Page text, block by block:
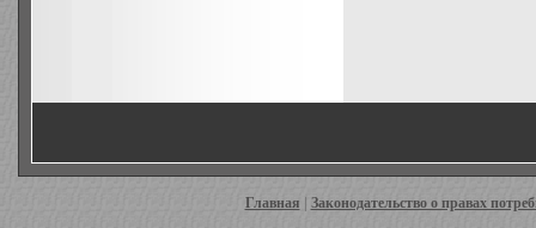
Главная Законодательство о правах